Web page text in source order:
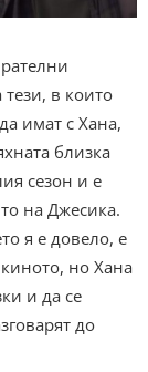
в които
имат с Хана,
близка
сезон и е
на Джесика.
я е довело, е
но Хана
и да се
до